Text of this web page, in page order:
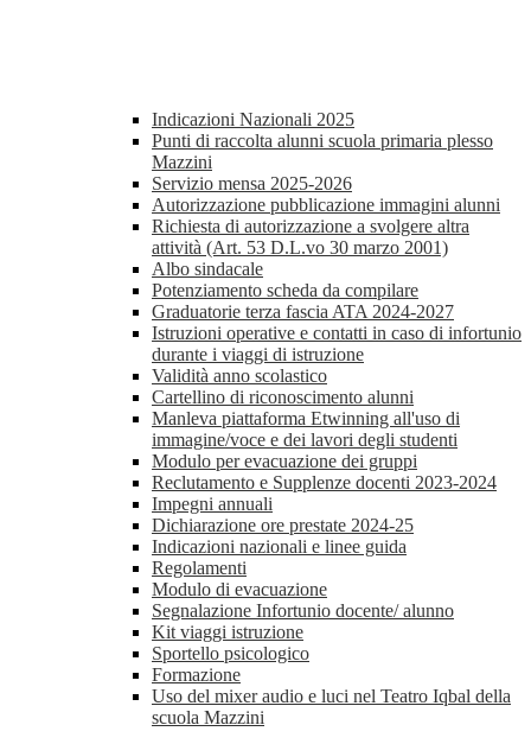
Indicazioni Nazionali 2025
Punti di raccolta alunni scuola primaria plesso
Mazzini
Servizio mensa 2025-2026
Autorizzazione pubblicazione immagini alunni
Richiesta di autorizzazione a svolgere altra
attività (Art. 53 D.L.vo 30 marzo 2001)
Albo sindacale
Potenziamento scheda da compilare
Graduatorie terza fascia ATA 2024-2027
Istruzioni operative e contatti in caso di infortunio
durante i viaggi di istruzione
Validità anno scolastico
Cartellino di riconoscimento alunni
Manleva piattaforma Etwinning all'uso di
immagine/voce e dei lavori degli studenti
Modulo per evacuazione dei gruppi
Reclutamento e Supplenze docenti 2023-2024
Impegni annuali
Dichiarazione ore prestate 2024-25
Indicazioni nazionali e linee guida
Regolamenti
Modulo di evacuazione
Segnalazione Infortunio docente/ alunno
Kit viaggi istruzione
Sportello psicologico
Formazione
Uso del mixer audio e luci nel Teatro Iqbal della
scuola Mazzini